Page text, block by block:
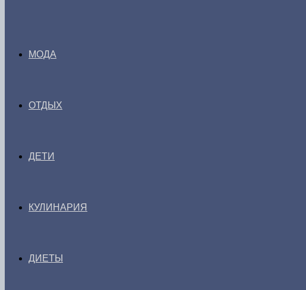
МОДА
ОТДЫХ
ДЕТИ
КУЛИНАРИЯ
ДИЕТЫ